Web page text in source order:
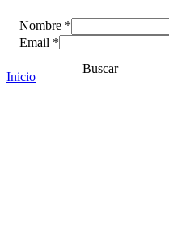
Nombre *
Email *
Inicio
Buscar